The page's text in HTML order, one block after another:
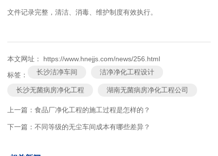
文件记录完整，清洁、消毒、维护制度有效执行。
本文网址： https://www.hnejjs.com/news/256.html
标签： 长沙洁净车间 洁净净化工程设计
长沙无菌病房净化工程 湖南无菌病房净化工程公司
上一篇： 食品厂净化工程的施工过程是怎样的？
下一篇： 不同等级的无尘车间成本有哪些差异？